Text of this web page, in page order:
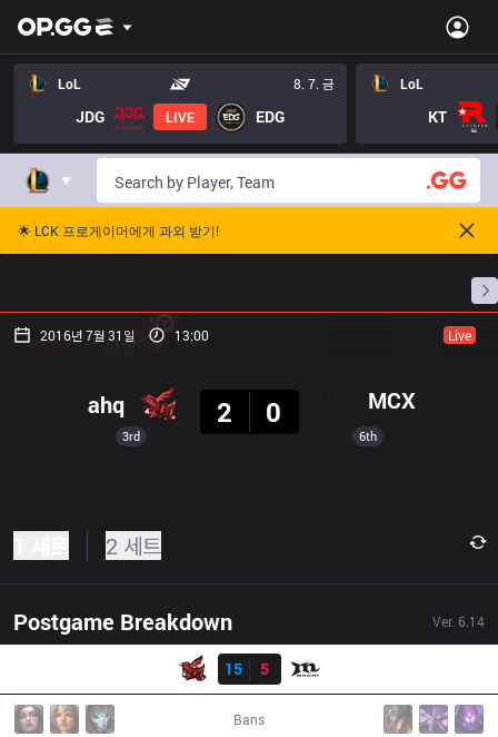
LoL 8. 7. 금
JDG LIVE EDG
LoL
KT
🌟 LCK 프로게이머에게 과외 받기!
프로빌
2016년 7월 31일 13:00 Live
3rd
ahq
2
0 MCX
6th
2 세트
Postgame Breakdown Ver. 6.14
15
5
Bans